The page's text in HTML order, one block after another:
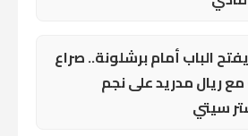
الباب أمام برشلونة.. صراع
ريال مدريد على نجم
سيتي